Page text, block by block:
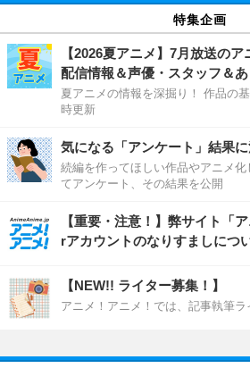
特集企画
【2026夏アニメ】7月放送の
配信情報＆声優・スタッフ＆あ
夏アニメの情報を深掘り！ 作品の
時更新
気になる「アンケート」結果に
続編を作ってほしい作品やアニメ
てアンケート、その結果を公開
【重要・注意！】弊サイト「
rアカウントのなりすましにつ
【NEW!! ライター募集！】
アニメ！アニメ！では、記事執筆ラ